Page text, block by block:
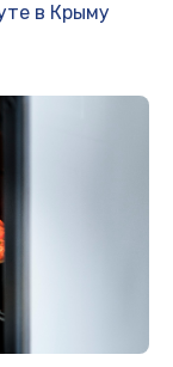
в Крыму